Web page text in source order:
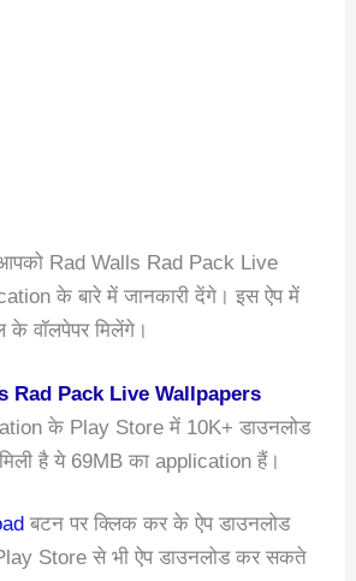
Rad Walls Rad Pack Live
के बारे में जानकारी देंगे। इस ऐप में
वॉलपेपर मिलेंगे।
Rad Pack Live Wallpapers
के Play Store में 10K+ डाउनलोड
है ये 69MB का application हैं।
बटन पर क्लिक कर के ऐप डाउनलोड
Store से भी ऐप डाउनलोड कर सकते